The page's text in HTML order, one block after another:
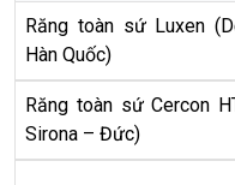
Răng toàn sứ Luxen
Hàn Quốc)
Răng toàn sứ Cercon
Sirona – Đức)